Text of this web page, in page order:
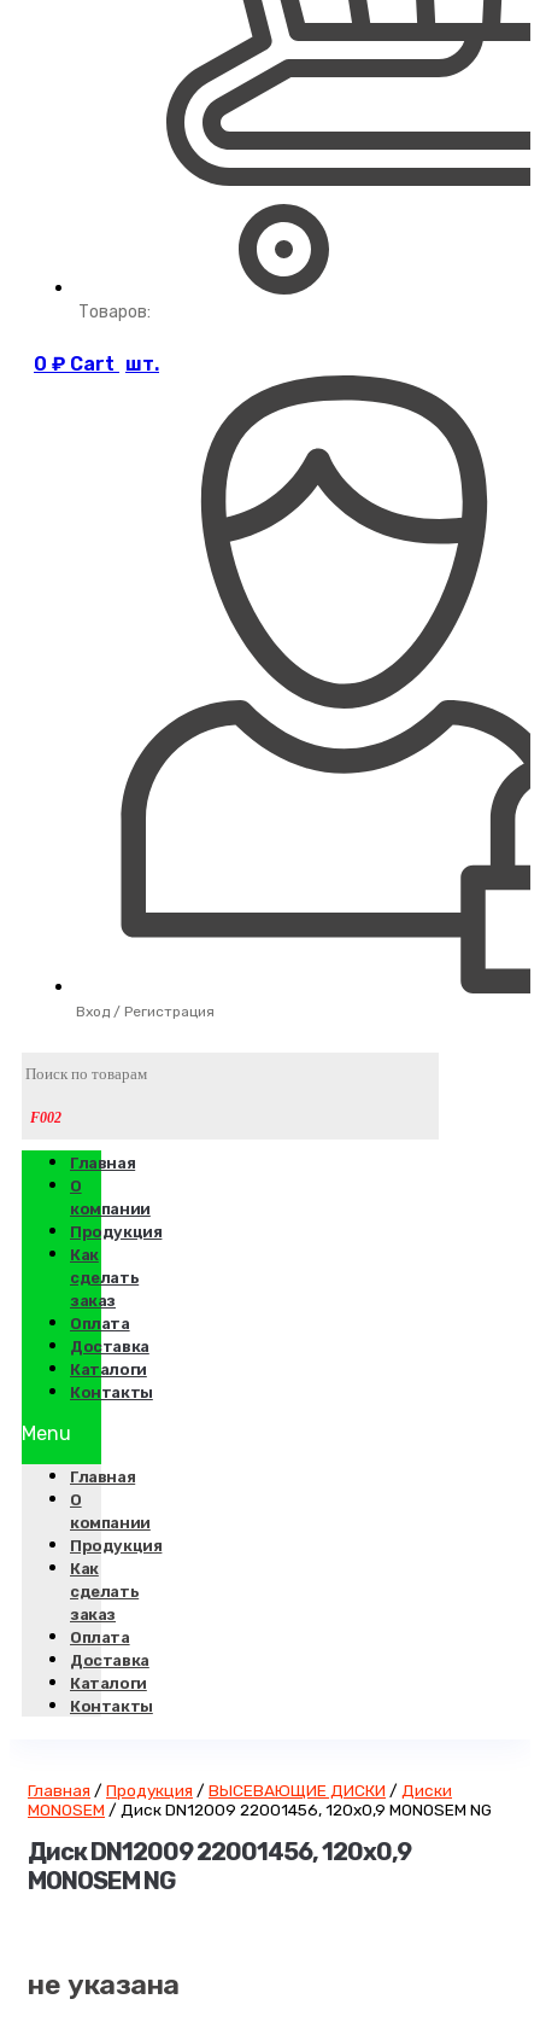
Товаров:
0 ₽ Cart
Вход / Регистрация
Главная
О
компании
Продукция
Как
сделать
заказ
Оплата
Доставка
Каталоги
Контакты
Menu
Главная
О
компании
Продукция
Как
сделать
заказ
Оплата
Доставка
Каталоги
Контакты
Главная / Продукция / ВЫСЕВАЮЩИЕ ДИСКИ / Диски
MONOSEM / Диск DN12009 22001456, 120х0,9 MONOSEM NG
Диск DN12009 22001456, 120х0,9
MONOSEM NG
не указана